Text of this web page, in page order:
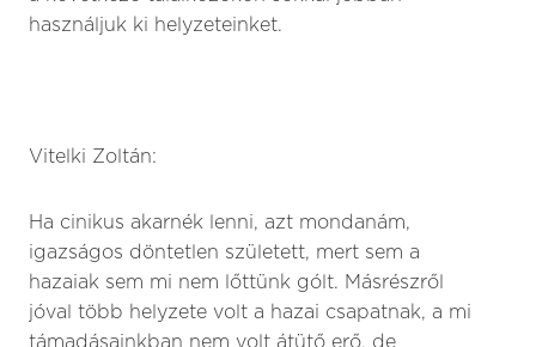
használjuk ki helyzeteinket.
Vitelki Zoltán:
Ha cinikus akarnék lenni, azt mondanám,
igazságos döntetlen született, mert sem a
hazaiak sem mi nem lőttünk gólt. Másrészről
jóval több helyzete volt a hazai csapatnak, a mi
támadásainkban nem volt átütő erő, de